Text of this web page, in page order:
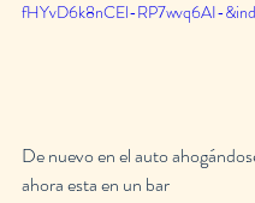
fHYvD6k8nCEl-RP7wvq6AI-
De nuevo en el auto
ahora esta en un bar